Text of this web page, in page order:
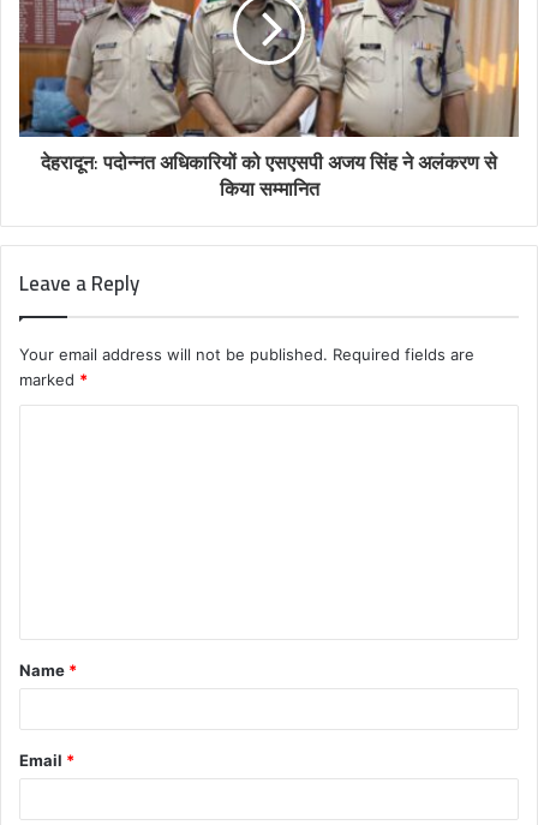
देहरादून: पदोन्नत अधिकारियों को एसएसपी अजय सिंह ने अलंकरण से
किया सम्मानित
Leave a Reply
Your email address will not be published. Required fields are
marked *
t
*
Name *
Email *